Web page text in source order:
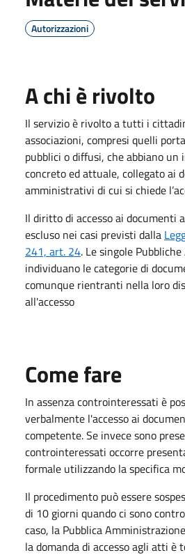
Autorizzazioni
A chi è rivolto
Il servizio è rivolto a tutti i
associazioni, compresi quelli
pubblici o diffusi, che abbiano
concreto ed attuale, collegato ai
amministrativi di cui si chiede
Il diritto di accesso ai documenti
escluso nei casi previsti dalla
241, art. 24. Le singole
individuano le categorie di
comunque rientranti nella loro
all'accesso
Come fare
In assenza controinteressati è
verbalmente l'accesso ai
competente. Se invece sono
controinteressati occorre
formale utilizzando la specifica
Il procedimento può essere
di 10 giorni quando ci sono
caso, la Pubblica
la domanda di accesso agli atti è